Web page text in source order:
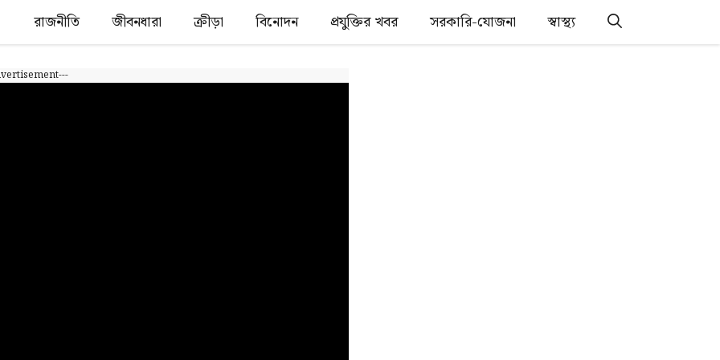
রাজনীতি জীবনধারা ক্রীড়া বিনোদন প্রযুক্তির খবর সরকারি-যোজনা স্বাস্থ্য